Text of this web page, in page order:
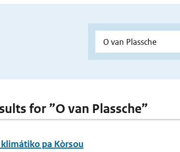
for ”O van Plassche”
pa Kòrsou